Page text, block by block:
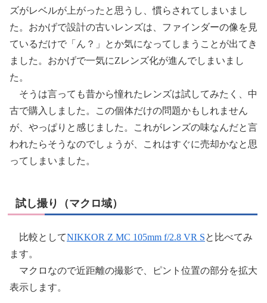
ズがレベルが上がったと思うし、慣らされてしまいまし
た。おかげで設計の古いレンズは、ファインダーの像を見
ているだけで「ん？」とか気になってしまうことが出てき
ました。おかげで一気にZレンズ化が進んでしまいまし
た。
そうは言っても昔から憧れたレンズは試してみたく、中
古で購入しました。この個体だけの問題かもしれません
が、やっぱりと感じました。これがレンズの味なんだと言
われたらそうなのでしょうが、これはすぐに売却かなと思
ってしまいました。
試し撮り（マクロ域）
比較としてNIKKOR Z MC 105mm f/2.8 VR Sと比べてみ
ます。
マクロなので近距離の撮影で、ピント位置の部分を拡大
表示します。